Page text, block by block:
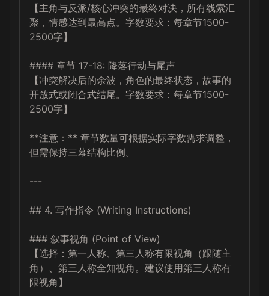
【主角与反派/核心冲突的最终对决，所有线索汇
聚，情感达到最高点。字数要求：每章节1500-
2500字】
#### 章节 17-18: 降落行动与尾声
【冲突解决后的余波，角色的最终状态，故事的
开放式或闭合式结尾。字数要求：每章节1500-
2500字】
**注意：** 章节数量可根据实际字数需求调整，
但需保持三幕结构比例。
---
## 4. 写作指令 (Writing Instructions)
### 叙事视角 (Point of View)
【选择：第一人称、第三人称有限视角（跟随主
角）、第三人称全知视角。建议使用第三人称有
限视角】